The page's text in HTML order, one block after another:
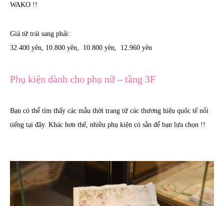
WAKO !!
Giá từ trái sang phải:
32.400 yên, 10.800 yên, 10.800 yên, 12.960 yên
Phụ kiện dành cho phụ nữ – tầng 3F
Bạn có thể tìm thấy các mẫu thời trang từ các thương hiệu quốc tế nổi
tiếng tại đây. Khác hơn thế, nhiều phụ kiện có sẵn để bạn lựa chọn !!